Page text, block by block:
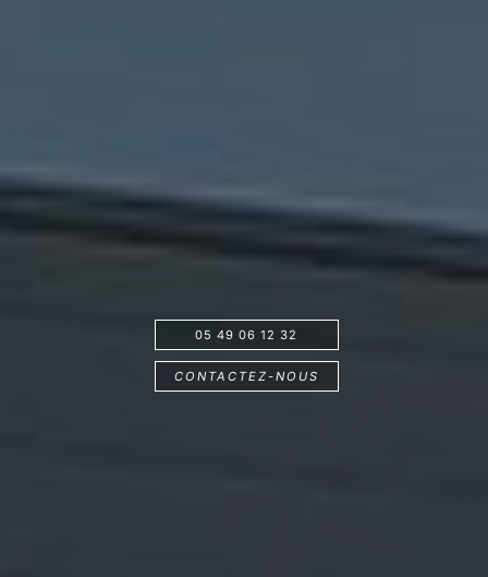
05 49 06 12 32
CONTACTEZ-NOUS